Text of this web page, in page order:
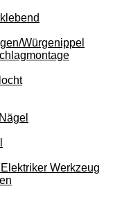
Würgenippel
Werkzeug